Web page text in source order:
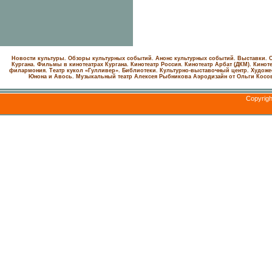
Новости культуры. Обзоры культурных событий. Анонс культурных событий. Выставки.
Кургана. Фильмы в кинотеатрах Кургана.
Кинотеатр Россия. Кинотеатр Арбат (ДКМ).
филармония. Театр кукол «Гулливер». Библиотеки. Культурно-выставочный центр.
Юнона и Авось. Музыкальный театр Алексея Рыбникова Аэродизайн от Ольги